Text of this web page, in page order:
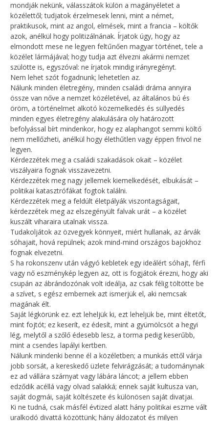
mondják nekünk, válasszátok külön a magányéletet a
közélettől; tudjatok érzelmesek lenni, mint a német,
praktikusok, mint az angol, elmések, mint a francia – költők
azok, anélkül hogy politizálnának. Írjatok úgy, hogy az
elmondott mese ne legyen feltűnően magyar történet, tele a
közélet lármájával; hogy tudja azt élvezni akármi nemzet
szülötte is, egyszóval: ne írjatok mindig irányregényt.
Nem lehet szót fogadnunk; lehetetlen az.
Nálunk minden életregény, minden családi dráma annyira
össze van nőve a nemzet közéletével, az általános bú és
öröm, a történelmet alkotó közemelkedés és süllyedés
minden egyes életregény alakulására oly határozott
befolyással bírt mindenkor, hogy ez alaphangot semmi költő
nem mellőzheti, anélkül hogy élethűtlen vagy éppen frivol ne
legyen.
Kérdezzétek meg a családi szakadások okait – közélet
viszályaira fognak visszavezetni.
Kérdezzétek meg nagy jellemek kiemelkedését, elbukását –
politikai katasztrófákat fogtok találni.
Kérdezzétek meg a feldúlt életpályák viszontagságait,
kérdezzétek meg az elszegényült falvak urát – a közélet
kuszált viharaira utalnak vissza.
Tudakoljátok az özvegyek könnyeit, miért hullanak, az árvák
sóhajait, hová repülnek; azok mind-mind országos bajokhoz
fognak elvezetni.
S ha rokonszenv után vágyó kebletek egy ideálért sóhajt, férfi
vagy nő eszménykép legyen az, ott is fogjátok érezni, hogy aki
csupán az ábrándozónak volt ideálja, az csak félig töltötte be
a szívet, s egész embernek azt ismerjük el, aki nemcsak
magának élt.
Saját légkörünk ez. ezt leheljük ki, ezt leheljük be, mint éltetőt,
mint fojtót; ez keserít, ez édesít, mint a gyümölcsöt a hegyi
lég, melytől a szőlő édesebb lesz, a torma pedig keserűbb,
mint a csendes lapályi kertben.
Nálunk mindenki benne él a közéletben; a munkás ettől várja
jobb sorsát, a kereskedő üzlete felvirágzását; a tudománynak
ez ad vállára szárnyat vagy lábára láncot; a jellem ebben
edződik acéllá vagy olvad salakká; ennek saját kultusza van,
saját dogmái, saját költészete és különösen saját divatjai.
Ki ne tudná, csak másfél évtized alatt hány politikai eszme vált
uralkodó divattá közöttünk; hány áldozatot és milyen